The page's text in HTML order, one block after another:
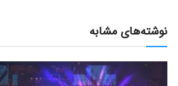
نوشته‌های مشابه